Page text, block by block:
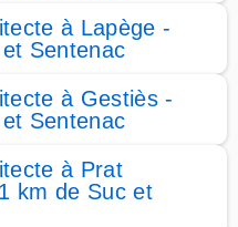
à Lapège -
Sentenac
à Gestiès -
Sentenac
à Prat
km de Suc et